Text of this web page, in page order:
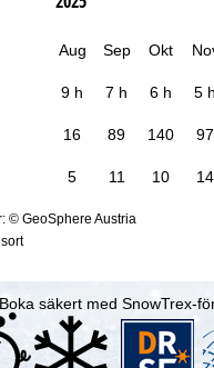
Aug Sep Okt
9 h 7 h 6 h 5 h
16 89 140 97
5 11 10 14
© GeoSphere Austria
Boka säkert med SnowTrex-